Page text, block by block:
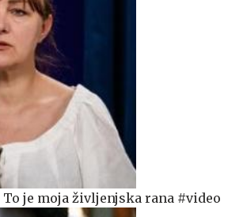
je moja življenjska rana #video